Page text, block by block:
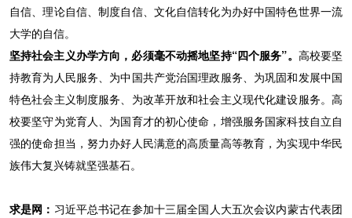
自信、理论自信、制度自信、文化自信转化为办好中国特色世界一流
大学的自信。
坚持社会主义办学方向，必须毫不动摇地坚持“四个服务”。 高校要坚
持教育为人民服务、为中国共产党治国理政服务、为巩固和发展中国
特色社会主义制度服务、为改革开放和社会主义现代化建设服务。高
校要坚守为党育人、为国育才的初心使命，增强服务国家科技自立自
强的使命担当，努力办好人民满意的高质量高等教育，为实现中华民
族伟大复兴铸就坚强基石。
求是网： 习近平总书记在参加十三届全国人大五次会议内蒙古代表团